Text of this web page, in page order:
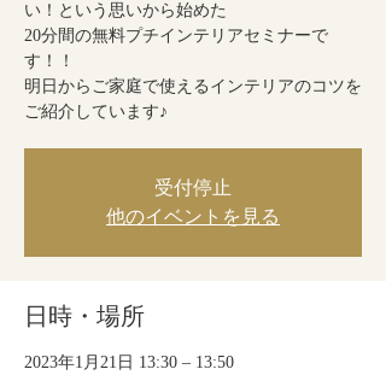
い！という思いから始めた
20分間の無料プチインテリアセミナーで
す！！
明日からご家庭で使えるインテリアのコツを
ご紹介しています♪
受付停止
他のイベントを見る
日時・場所
2023年1月21日 13:30 – 13:50